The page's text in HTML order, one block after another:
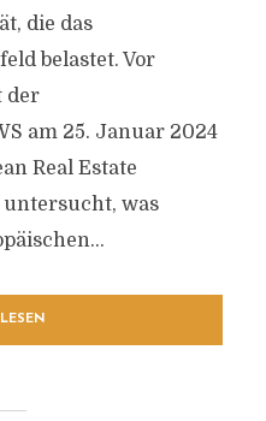
die das
belastet. Vor
der
am 25. Januar 2024
Real Estate
untersucht, was